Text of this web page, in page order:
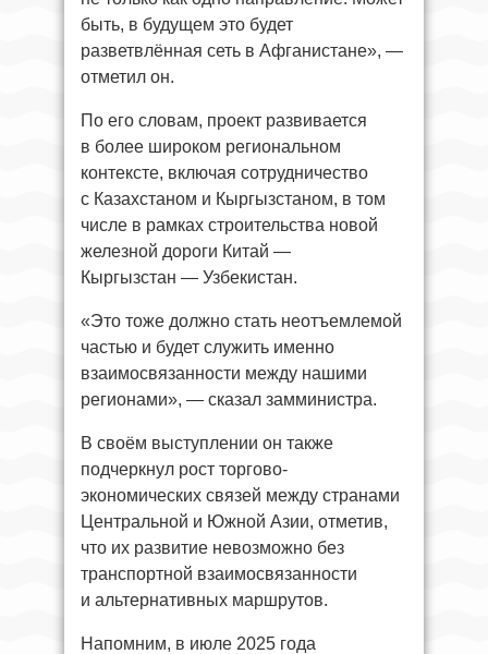
быть, в будущем это будет
разветвлённая сеть в Афганистане», —
отметил он.
По его словам, проект развивается
в более широком региональном
контексте, включая сотрудничество
с Казахстаном и Кыргызстаном, в том
числе в рамках строительства новой
железной дороги Китай —
Кыргызстан — Узбекистан.
«Это тоже должно стать неотъемлемой
частью и будет служить именно
взаимосвязанности между нашими
регионами», — сказал замминистра.
В своём выступлении он также
подчеркнул рост торгово-
экономических связей между странами
Центральной и Южной Азии, отметив,
что их развитие невозможно без
транспортной взаимосвязанности
и альтернативных маршрутов.
Напомним, в июле 2025 года